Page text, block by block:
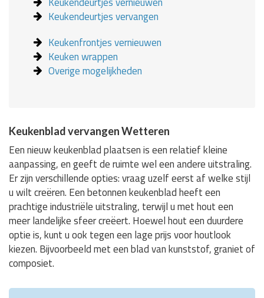
Keukendeurtjes vervangen
Keukenfrontjes vernieuwen
Keuken wrappen
Overige mogelijkheden
Keukenblad vervangen Wetteren
Een nieuw keukenblad plaatsen is een relatief kleine
aanpassing, en geeft de ruimte wel een andere uitstraling.
Er zijn verschillende opties: vraag uzelf eerst af welke stijl
u wilt creëren. Een betonnen keukenblad heeft een
prachtige industriële uitstraling, terwijl u met hout een
meer landelijke sfeer creëert. Hoewel hout een duurdere
optie is, kunt u ook tegen een lage prijs voor houtlook
kiezen. Bijvoorbeeld met een blad van kunststof, graniet of
composiet.